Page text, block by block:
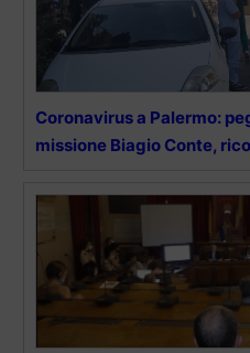
Coronavirus a Palermo:
missione Biagio Conte,